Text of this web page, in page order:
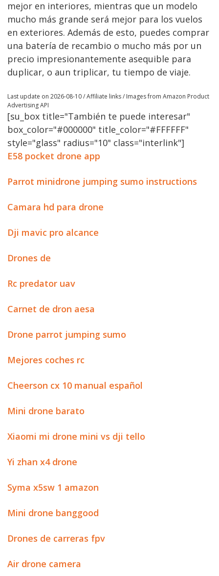
mejor en interiores, mientras que un modelo
mucho más grande será mejor para los vuelos
en exteriores. Además de esto, puedes comprar
una batería de recambio o mucho más por un
precio impresionantemente asequible para
duplicar, o aun triplicar, tu tiempo de viaje.
Last update on 2026-08-10 / Affiliate links / Images from Amazon Product
Advertising API
[su_box title="También te puede interesar"
box_color="#000000" title_color="#FFFFFF"
style="glass" radius="10" class="interlink"]
E58 pocket drone app
Parrot minidrone jumping sumo instructions
Camara hd para drone
Dji mavic pro alcance
Drones de
Rc predator uav
Carnet de dron aesa
Drone parrot jumping sumo
Mejores coches rc
Cheerson cx 10 manual español
Mini drone barato
Xiaomi mi drone mini vs dji tello
Yi zhan x4 drone
Syma x5sw 1 amazon
Mini drone banggood
Drones de carreras fpv
Air drone camera